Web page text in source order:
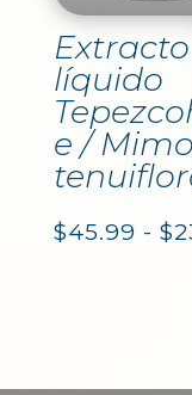
Extracto
líquido
e /
$45.99 - $